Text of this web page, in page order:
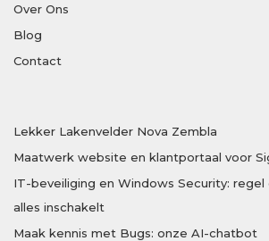
Over Ons
Blog
Contact
Lekker Lakenvelder Nova Zembla
Maatwerk website en klantportaal voor
IT-beveiliging en Windows Security:
alles inschakelt
Maak kennis met Bugs: onze AI-chatbot